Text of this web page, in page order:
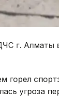
г.
угроза